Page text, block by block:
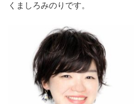
くましろみのりです。